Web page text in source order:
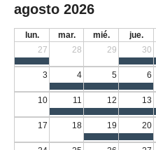
agosto 2026
lun. mar. mié. jue.
27
28 29 30
3 4 5 6
10 11 12 13
17 18 19 20